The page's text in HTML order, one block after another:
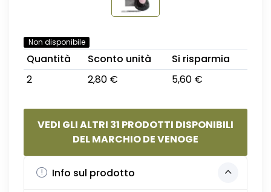
Non disponibile
Quantità Sconto unità
Si risparmia
2
2,80 € 5,60 €
VEDI GLI ALTRI 31 PRODOTTI DISPONIBILI
DEL MARCHIO DE VENOGE
Info sul prodotto